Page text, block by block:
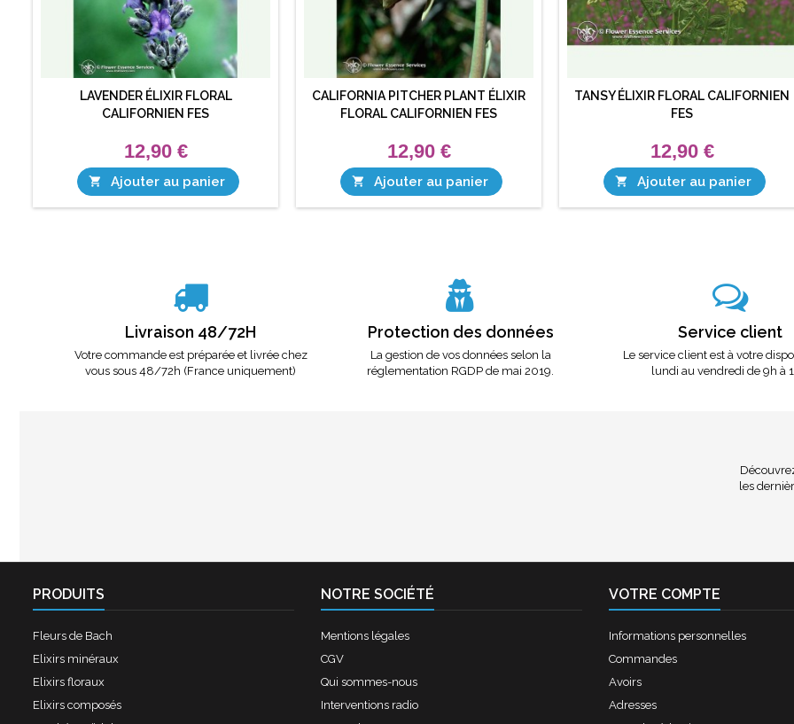
LAVENDER ÉLIXIR FLORAL
CALIFORNIEN FES
12,90 €
 Ajouter au panier
CALIFORNIA PITCHER PLANT ÉLIXIR
FLORAL CALIFORNIEN FES
12,90 €
 Ajouter au panier
TANSY ÉLIXIR FLORAL CALIFORNIEN
FES
12,90 €
 Ajouter au panier
Livraison 48/72H
Votre commande est préparée et livrée chez
vous sous 48/72h (France uniquement)
Protection des données
La gestion de vos données selon la
réglementation RGDP de mai 2019.
Service client
Le service client est à votre
lundi au vendredi de 9h à
les
PRODUITS
Fleurs de Bach
Elixirs minéraux
Elixirs floraux
Elixirs composés
NOTRE SOCIÉTÉ
Mentions légales
CGV
Qui sommes-nous
Interventions radio
VOTRE COMPTE
Informations personnelles
Commandes
Avoirs
Adresses